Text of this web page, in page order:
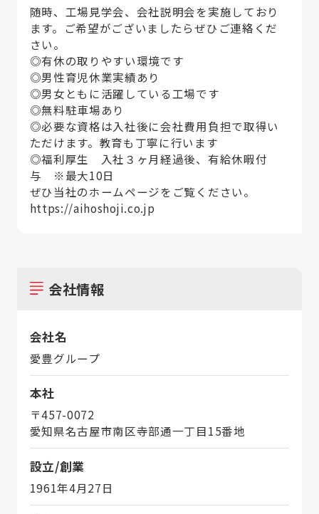
随時、工場見学会、会社説明会を実施しており
ます。ご希望がございましたらぜひご連絡くだ
さい。
◎有休の取りやすい環境です
◎男性育児休業実績あり
◎男女ともに活躍している工場です
◎無料駐車場あり
◎必要な資格は入社後に会社費用負担で取得い
ただけます。教育も丁寧に行います
◎福利厚生 入社３ヶ月経過後、有給休暇付
与 ※最大10日
ぜひ当社のホームページをご覧ください。
https://aihoshoji.co.jp
会社情報
会社名
愛豊グループ
本社
〒457-0072
愛知県名古屋市南区寺部通一丁目15番地
設立/創業
1961年4月27日